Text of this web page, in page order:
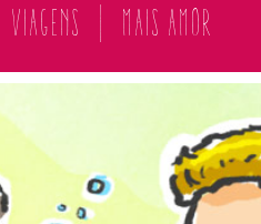
Viagens | Mais amor